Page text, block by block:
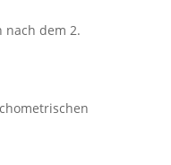
nach dem 2.